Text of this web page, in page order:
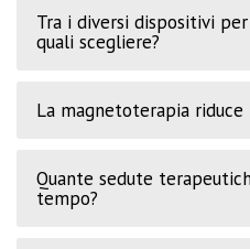
Tra i diversi dispositivi
quali scegliere?
La magnetoterapia riduce
Quante sedute
tempo?